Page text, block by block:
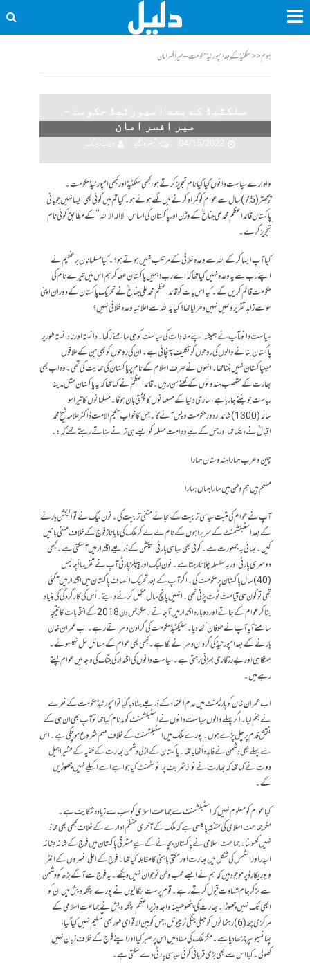
ہوم<<سلکٹیڈ کے بعد امپورٹیڈ حکومت – میر افسر امان
سلکٹیڈ کے بعد امپورٹیڈ حکومت –
میر افسر امان
04/15/2022
تبصرہ لکھیے ویب ڈیسک
واہ !رے سیاست دانوں کیا کیا نام تجویز کرتے ہو، کبھی سلکٹیڈ اور کبھی امپورٹیڈ حکومت۔
پچھتر(75) سال سے عوام کو گمراہ کرنے میں لگے ہوئے ہو۔کیا تم میں کوئی بھی ایسا نہیں جو بانی
ِپاکستان قائد اعظم محمد علی جناح ؒکے وژن اور پاکستان کی اساس ’’ لاالہ الا اللہ‘‘ کے مطابق کوئی نام
تجویز کرے۔
کیا آپ ایسا کر کے اللہ سے وعدہ خلافی کے مرتکب نہیں ہوتے ہو؟۔ کیا مسلمانانِ برعظیم نے
اپنے رب سے یہ وعدہ نہیں کیا تھا کہ اے رب! ہمیں پاکستان عطا کر ہم اس میں تیرے نام کی
حکومت قائم کریں گے۔ کیا اس بات کو قائد اعظم محمد علی جناح ؒ نے تحریک پاکستان کے دوران اپنی
سو سے زاہد تقریروںمیں نہیں دھرایا تھا؟ کیا یہ اللہ سے اعلانیہ وعدہ خلافی نہیں؟
سیاست دانوںآپ نے ہمیشہ اپنے مفادات کی سیاست کو ہی سامنے رکھا۔ دانستہ اور نادانستہ طور پر
پاکستان بنانے والوں کی روحوں کو تکلیف پہنچائی ہے۔ ان کی روحوں کو بھی جن کے علاقوں
میںپاکستان نہیں بننا تھا۔ انہوں نے صرف اسلام کے نام پر پاکستان کی حمایت کی تھی ۔وہ اب بھی
بھارت کے متعصب ہندوئوں کے تعنے سن رہیں۔ قائد اعظم ؒ نے کہا تھا کہ یہ پاکستان مثل مدینہ
ریاست جو بننے جارہا ہے، ساری دنیا کے مسلمانوں کا پشتی بان ہو گا۔مسلمانوں کا تیراسو
سالہ(1300) شاندار دورحکومت وپس آئے گا۔ جس کا خواب حکیم الامت ڈاکٹرعلامہ شیخ محمد
اقبالؒ نے دیکھا تھا اور جس کے لیے وہ امت مسلمہ کو ایسے ہی ترانے سناتے رہتے تھے کہ:۔
چین و عرب ہمارا ہندوستان ہمارا
مسلم ہیں ہم وطن ہیں سارا جہاں ہمارا
آپ نے عوام کی مثبت سیاسی تربیت کے بجائے منفی تربیت کی۔ نون لیگ نے تو الیکشن ہارنے
کے بعد اسٹبلشمنٹ کے سربراہوں کے نام لے لے کر ملک کی مایا ناز فوج کے خلاف منفی باتیں
کیں ۔ بھائی یہ جمہورت ہے ۔کوئی بھی سیاسی پارٹی الیکشن کے ذریعے اقتدار میں آسکتی ہے۔ کبھی
دوسری پارٹی اور یہ سلسلہ چلاتا رہتا ہے ۔ نون لیگ اور پیپلز پارٹی آپ نے تقریبا!ً چالیس
(40)سال پاکستان پر حکومت کی ۔اگر آپ کے بعد تحریک انصاف پاکستان میں اقتدارمیں آ گئی
تھی تو کون سی قیامت ٹوت پڑنی تھی۔ انہیں پانچ سال مکمل کرنے دیتے ۔ اُس کی کارگردگی کی بنیاد
بنا کر عوام کے جاتے اور دوبارہ اقتدار میں آ جاتے۔ مگر جس دن 2018کے انتخابات کا نتیجہ
سامنے آیا آپ نے طوفان اُٹھا دیا۔ سلیکٹیڈ حکومت کی گرادن دھراتے رہے۔اب عمران خان
ہارنے کے بعد امپورٹیڈ کی گردان دھرانے لگا ہے۔ کبھی بھی عوام کے مسائل حل نہیںہوئے ۔
مہنگاہی اور بے رزگاری بھڑتی رہتی ہے۔ سیاست دانوں کی اقتدار کی جنگ کی وجہ میں عوام پستے
رہے ہیں۔
اب عمران خان کو پارلیمنٹ میں عدم اعتماد کے ذریعے ہٹا دیا گیا تو امپورٹیڈ حکومت کے نعرے
نے جنم لیا۔ اگر پہلے والوں سیاست دانوں نے اسٹبلشمنٹ کو بدنام کیا تھا تو آپ بھی ان ہی کے
نقش قدم پر چل پڑے ہوں۔پورے ملک میں اسٹبلشمنٹ کے خلاف مہم شروع ہو چکی ہے۔ اس
سے پہلے بھی دشمن نے فاہدہ اُٹھایا تھا۔پاکستان کے ازلی دشمن بھارت کے خفیہ کے مشیر اجیل
دوت نے کہا تھا کہ بھارت نے نواز شریف پر انوسٹمنٹ کیا ہوا ہے اسے اکیلے نہیں چھوڑیں
گے۔
کیا عوام کو معلوم نہیں کہ اسٹبلشمنٹ سے جماعت اسلامی کو سب سے زیادہ شکایت ہے۔
مگرجماعت اسلامی کی متفقہ پالیسی ہے کہ ملک کے آخری منظم ادارے کے خلاف کبھی بھی محاذ
نہیں کھولنا۔ جماعت اسلامی نے پاکستان بچانے کے لیے مشرقی پاکستان میں فوج کے شانہ بشانہ
البدر اور الشمس کی شکل میں بھارت اور مکتی باہنی کا مقابلہ کیا تھا۔ فوج کے اعلی افسروں کے انٹر
ویو ریکارڈ پر موجود ہیں کہ ہم نے ایسے محب وطن نوجوان نہیں دیکھے۔ یہ فوج سے آگے بڑھ کو دشمن
سے لڑ کر جام شہادت قبول کرتے رہے۔ قوم پرست بنگالیوں نے پورے بنگلہ دیش میں ان کو
ابھی تک نہیں چھوڑا۔ بھارت کی پٹھو حسینہ واجد وزیر اعظم بنگلہ دیش نے جماعت اسلامی کے
مرکزی چھ(6) رہنمائوں کو جعلی جنگی ٹریبیونل،جس کو بین الاقوامی طور بھی تسلیم نہیں کیا گیا،
پھانسیوںپر چڑھا دیا ہے۔مگر ملک کی مفاد میں اس پر صبر کیا اور اپنے فوج کے خلاف زبان نہیں
کھولی۔ کیا اس سے بھی بڑی قربانی کوئی سیاسی پارٹی دے سکتی ہے۔